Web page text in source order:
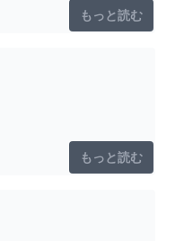
もっと読む
もっと読む